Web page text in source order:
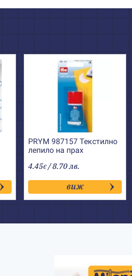
PRYM 987157 Текстилно
лепило на прах
4.45€ / 8.70 лв.
виж